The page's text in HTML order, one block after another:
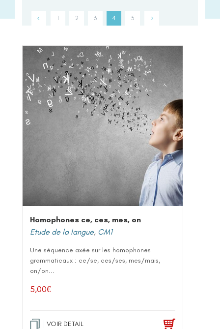
1 2 3 4 5
Homophones ce, ces, mes, on
Etude de la langue, CM1
Une séquence axée sur les homophones
grammaticaux : ce/se, ces/ses, mes/mais,
on/on...
5,00€
VOIR DETAIL